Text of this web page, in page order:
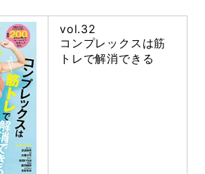
vol.32
コンプレックスは筋
トレで解消できる